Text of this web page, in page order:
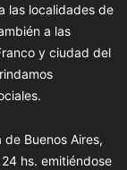
las localidades de
a las
y ciudad del
Buenos Aires,
hs. emitiéndose